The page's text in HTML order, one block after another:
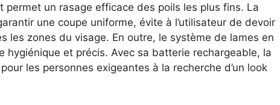
permet un rasage efficace des poils les plus fins. La
une coupe uniforme, évite à l’utilisateur de devoir
les zones du visage. En outre, le système de lames en
hygiénique et précis. Avec sa batterie rechargeable, la
les personnes exigeantes à la recherche d’un look